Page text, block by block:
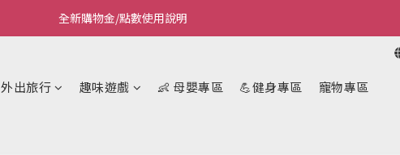
Welcome~私藏生活~
全新購物金/點數使用說明
外出旅行 趣味遊戲 👶 母嬰專區 💪健身專區
寵物專區